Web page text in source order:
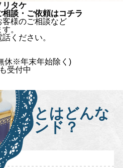
リタケ
談・ご依頼はコチラ
客様のご相談など
。
ください。
休※年末年始除く)
受付中
タケとはどんな
ブランド？